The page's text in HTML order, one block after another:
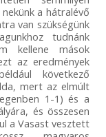
a hátralévő
van szükségünk
tudnánk
kellene mások
az eredmények
következő
mert az elmúlt
1-1) és a
és összesen
a Vasast vesztett